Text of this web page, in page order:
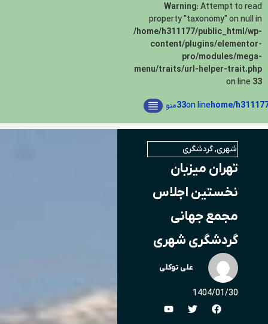
Warning: Attempt to read
property "taxonomy" on null in
/home/h311177/public_html/wp-
content/plugins/elementor-
pro/modules/mega-
menu/traits/url-helper-trait.php
on line 33
on line
33منو
شهری,گردشگری
تهران میزبان
نخستین اجلاس
مجمع جهانی
گردشگری شهری
علی توکلی
1404/01/30